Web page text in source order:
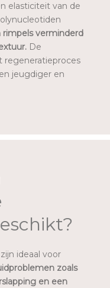
elasticiteit van de
rimpels verminderd
De
regeneratieproces
jeugdiger en
ideaal voor
zoals
en een